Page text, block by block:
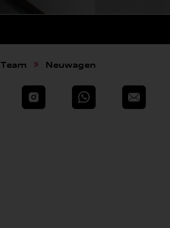
Team Neuwagen
Instagram WhatsApp E-Mail